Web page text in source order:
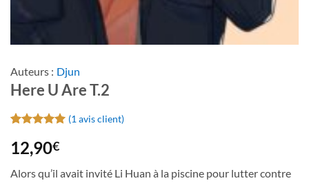
Auteurs : Djun
Here U Are T.2
5 basé sur
notation
client
(1 avis client)
12,90€
Alors qu’il avait invité Li Huan à la piscine pour lutter contre